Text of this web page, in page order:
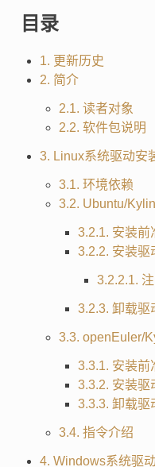
目录
1. 更新历史
2. 简介
2.1. 读者对象
2.2. 软件包说明
3. Linux系统驱动安
3.1. 环境依赖
3.2. Ubuntu/
3.2.1. 安装前
3.2.2. 安装驱
3.2.2.1.
3.2.3. 卸载驱
3.3. openEuler/
3.3.1. 安装前
3.3.2. 安装驱
3.3.3. 卸载驱
3.4. 指令介绍
4. Windows系统驱